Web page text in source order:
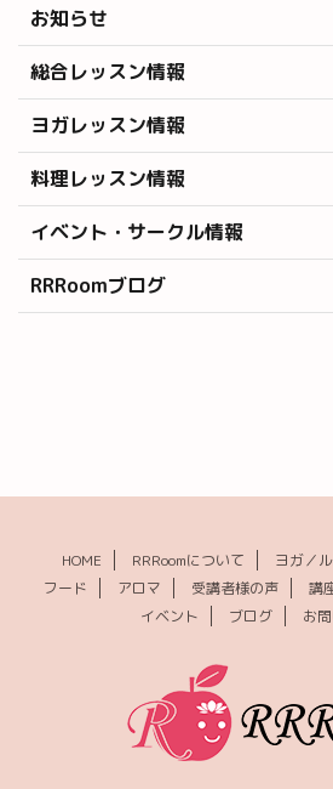
お知らせ
総合レッスン情報
ヨガレッスン情報
料理レッスン情報
イベント・サークル情報
RRRoomブログ
HOME RRRoomについて ヨガ／
フード
アロマ 受講者様の声 講
イベント
ブログ お
© 2026 RRRoom(ルーム) ｜福岡のローフ